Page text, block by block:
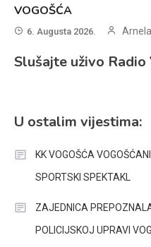
VOGOŠĆA
6. Augusta 2026.
Slušajte uživo
U ostalim vijestima:
KK VOGOŠĆA
SPORTSKI SPEKTAKL
ZAJEDNICA
POLICIJSKOJ UPRAVI